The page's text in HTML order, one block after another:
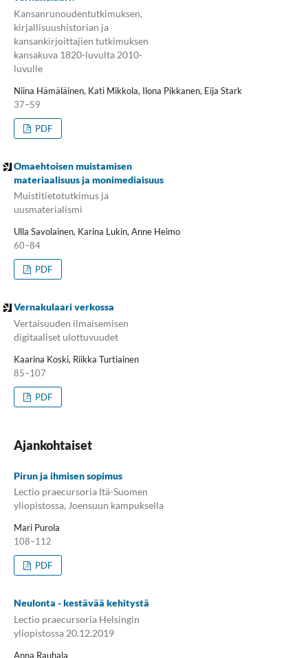
Kansanrunoudentutkimuksen,
kirjallisuushistorian ja
kansankirjoittajien tutkimuksen
kansakuva 1820-luvulta 2010-
luvulle
Niina Hämäläinen, Kati Mikkola, Ilona Pikkanen, Eija Stark
37–59
PDF
Omaehtoisen muistamisen
materiaalisuus ja monimediaisuus
Muistitietotutkimus ja
uusmaterialismi
Ulla Savolainen, Karina Lukin, Anne Heimo
60–84
PDF
Vernakulaari verkossa
Vertaisuuden ilmaisemisen
digitaaliset ulottuvuudet
Kaarina Koski, Riikka Turtiainen
85–107
PDF
Ajankohtaiset
Pirun ja ihmisen sopimus
Lectio praecursoria Itä-Suomen
yliopistossa, Joensuun kampuksella
Mari Purola
108–112
PDF
Neulonta - kestävää kehitystä
Lectio praecursoria Helsingin
yliopistossa 20.12.2019
Anna Rauhala